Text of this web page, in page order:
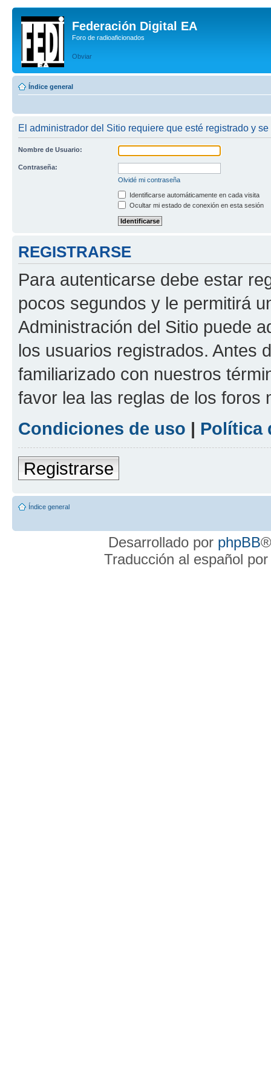
Federación Digital EA
Foro de radioaficionados
Obviar
Índice general
El administrador del Sitio requiere que esté registrado y
Nombre de Usuario:
Contraseña:
Olvidé mi contraseña
Identificarse automáticamente en cada visita
Ocultar mi estado de conexión en esta sesión
REGISTRARSE
Para autenticarse debe estar
pocos segundos y le permitirá
Administración del Sitio puede
los usuarios registrados. Antes
familiarizado con nuestros
favor lea las reglas de los foros
Condiciones de uso | Política
Registrarse
Índice general
Desarrollado por phpBB
Traducción al español